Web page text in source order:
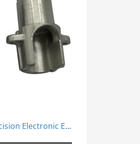
MIM Customized Precision Electronic Earphone Drehwelle